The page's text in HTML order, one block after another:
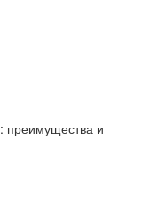
преимущества и